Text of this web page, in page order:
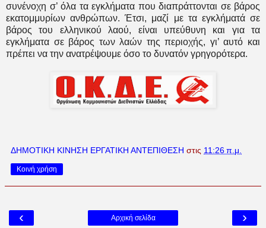
συνένοχη σ’ όλα τα εγκλήματα που διαπράττονται σε βάρος
εκατομμυρίων ανθρώπων. Έτσι, μαζί με τα εγκλήματά σε
βάρος του ελληνικού λαού, είναι υπεύθυνη και για τα
εγκλήματα σε βάρος των λαών της περιοχής, γι’ αυτό και
πρέπει να την ανατρέψουμε όσο το δυνατόν γρηγορότερα.
ΔΗΜΟΤΙΚΗ ΚΙΝΗΣΗ ΕΡΓΑΤΙΚΗ ΑΝΤΕΠΙΘΕΣΗ στις 11:26 π.μ.
Κοινή χρήση
‹ ›
Αρχική σελίδα